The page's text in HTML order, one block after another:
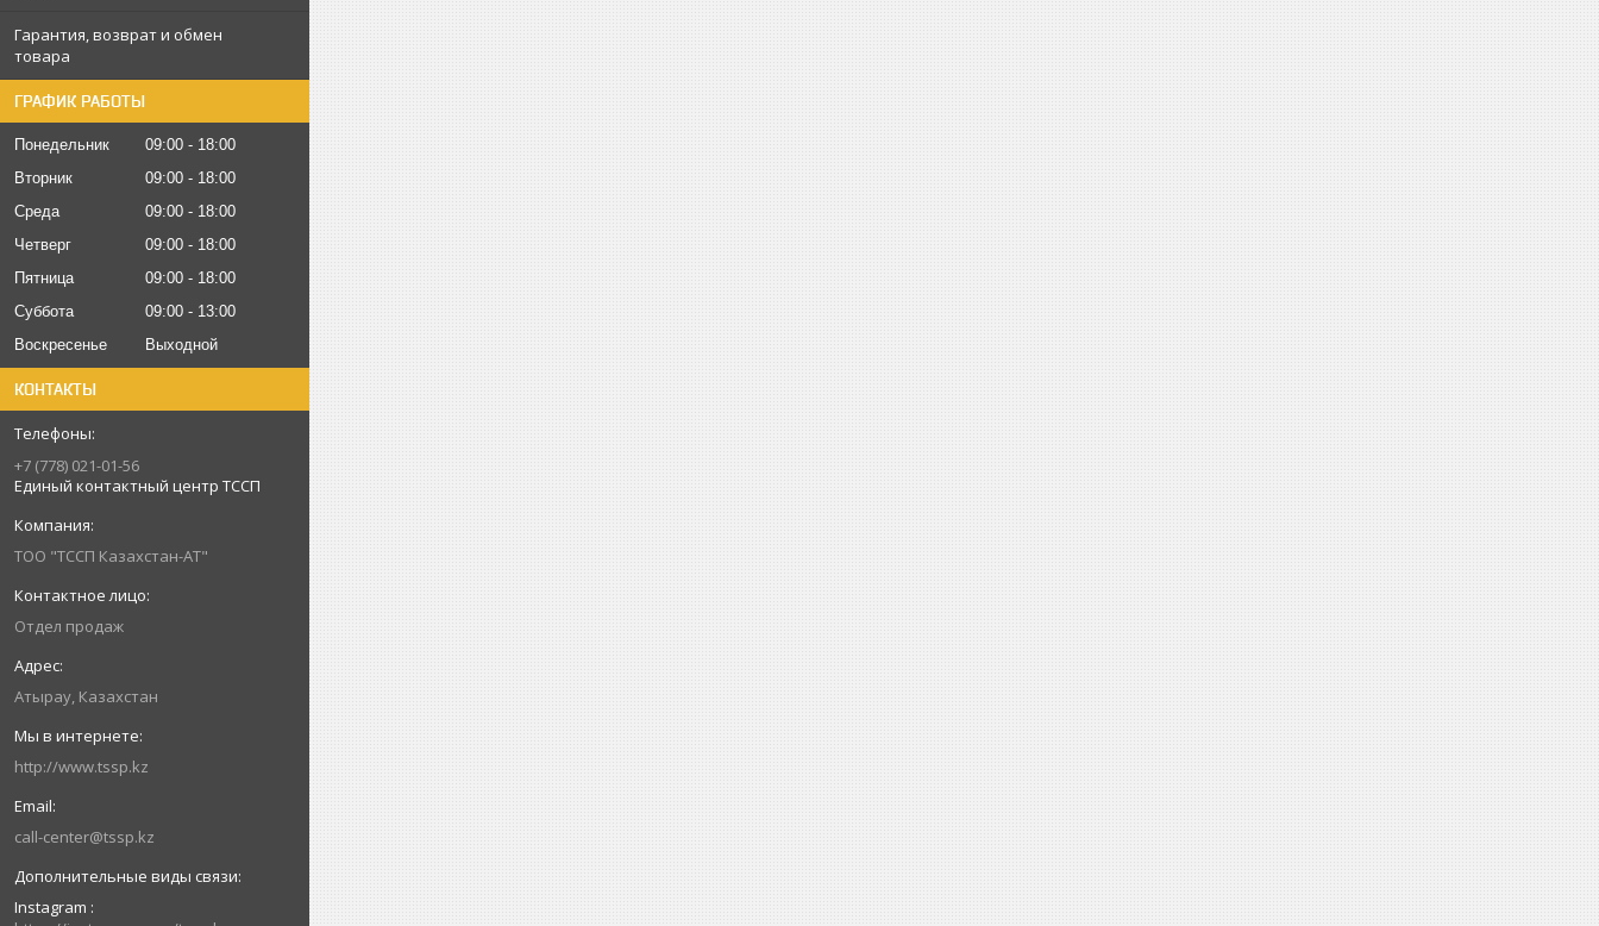
Гарантия, возврат и обмен
товара
ГРАФИК РАБОТЫ
Понедельник 09:00
18:00
Вторник
09:00
18:00
Среда
09:00
18:00
Четверг
09:00
18:00
Пятница
09:00
18:00
Суббота
09:00
13:00
Воскресенье
Выходной
КОНТАКТЫ
+7 (778) 021-01-56
Единый контактный центр ТССП
ТОО "ТССП Казахстан-АТ"
Отдел продаж
Атырау, Казахстан
http://www.tssp.kz
call-center@tssp.kz
Instagram